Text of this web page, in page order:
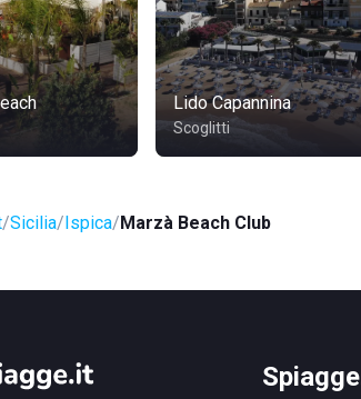
Lido Capannina
Scoglitti
Sicilia Ispica Marzà Beach Club